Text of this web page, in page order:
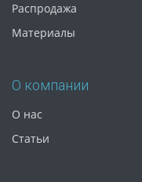
Распродажа
Материалы
О компании
О нас
Статьи